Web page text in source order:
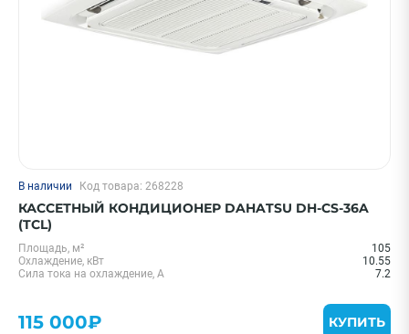
В наличии Код товара: 268228
КАССЕТНЫЙ КОНДИЦИОНЕР DAHATSU DH-CS-36A
(TCL)
Площадь, м²
105
Охлаждение, кВт
10.55
Сила тока на охлаждение, А
7.2
115 000₽ КУПИТЬ